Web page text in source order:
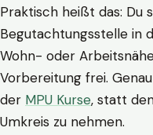
Praktisch heißt das: Du
Begutachtungsstelle in
Wohn- oder
Vorbereitung frei.
der MPU Kurse, statt
Umkreis zu nehmen.